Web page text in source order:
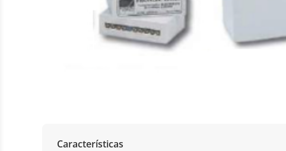
Características